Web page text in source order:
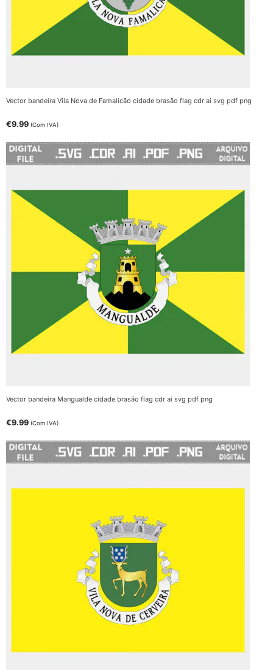
Vector bandeira Vila Nova de Famalicão cidade brasão flag cdr ai svg pdf png
€9.99 (Com IVA)
Vector bandeira Mangualde cidade brasão flag cdr ai svg pdf png
€9.99 (Com IVA)